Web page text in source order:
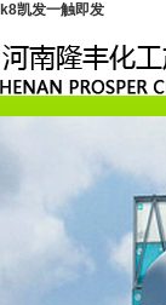
k8凯发一触即发